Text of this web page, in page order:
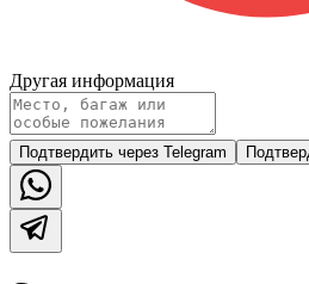
Другая информация
Подтвердить через Telegram